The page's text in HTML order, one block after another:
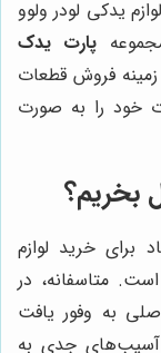
یدکی لودر ولوو
پارت یدک
زمینه فروش قطعات
خود را به صورت
بخریم؟
برای خرید لوازم
است. متاسفانه، در
به وفور یافت
آسیب‌های جدی به